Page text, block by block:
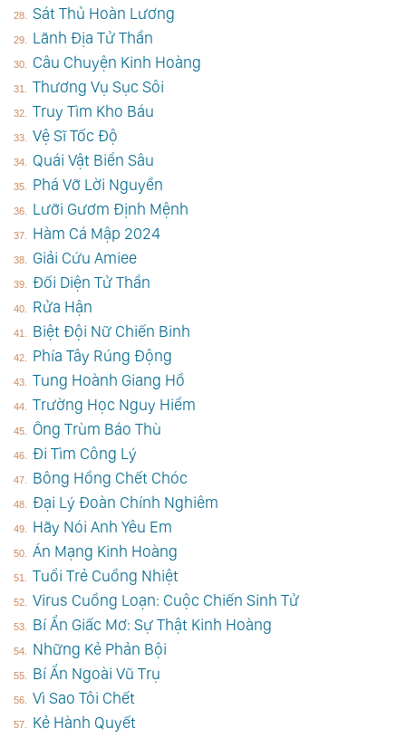
Sát Thủ Hoàn Lương
Lãnh Địa Tử Thần
Câu Chuyện Kinh Hoàng
Thương Vụ Sục Sôi
Truy Tìm Kho Báu
Vệ Sĩ Tốc Độ
Quái Vật Biển Sâu
Phá Vỡ Lời Nguyền
Lưỡi Gươm Định Mệnh
Hàm Cá Mập 2024
Giải Cứu Amiee
Đối Diện Tử Thần
Rửa Hận
Biệt Đội Nữ Chiến Binh
Phía Tây Rúng Động
Tung Hoành Giang Hồ
Trường Học Nguy Hiểm
Ông Trùm Báo Thù
Đi Tìm Công Lý
Bông Hồng Chết Chóc
Đại Lý Đoàn Chính Nghiêm
Hãy Nói Anh Yêu Em
Án Mạng Kinh Hoàng
Tuổi Trẻ Cuồng Nhiệt
Virus Cuồng Loạn: Cuộc Chiến Sinh Tử
Bí Ẩn Giấc Mơ: Sự Thật Kinh Hoàng
Những Kẻ Phản Bội
Bí Ẩn Ngoài Vũ Trụ
Vì Sao Tôi Chết
Kẻ Hành Quyết